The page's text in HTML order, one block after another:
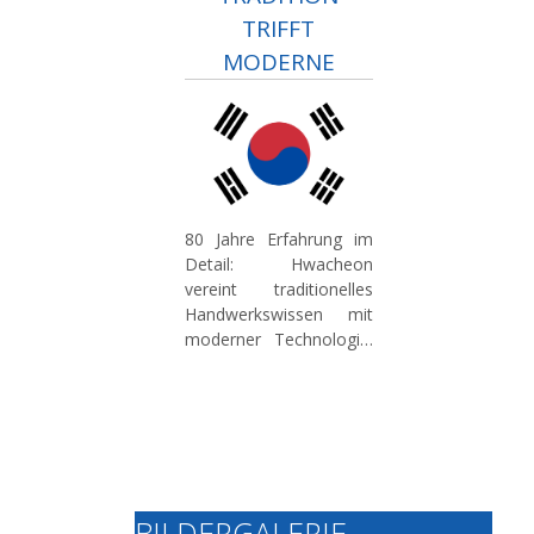
TRIFFT
MODERNE
80 Jahre Erfahrung im
Detail: Hwacheon
vereint traditionelles
Handwerkswissen mit
moderner Technologie.
Innovation für